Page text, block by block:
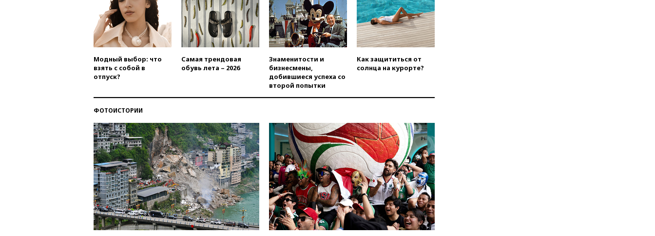
вчера, 20:15ТАСС: жизни
главы «Уралдронзавода»
после взрыва ничего не
угрожает
снова отключилось
электричество
вчера, 19:45Памфилова: ЦИК
примет беспрецедентные
меры безопасности во время
выборов
вчера, 19:35 Памфилова
сообщила об омоложении
партийных списков на выборах
в Госдуму
вчера, 19:25Путин
прокомментировал первый
номер «Единой России» в
Модный выбор: что
взять с собой в
отпуск?
Самая трендовая
обувь лета – 2026
Знаменитости и
бизнесмены,
добившиеся успеха со
второй попытки
Как защититься от
солнца на курорте?
ФОТОИСТОРИИ